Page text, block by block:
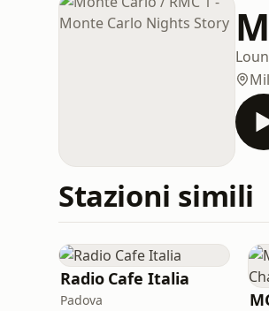
Stazioni simili
Radio Cafe Italia
Padova